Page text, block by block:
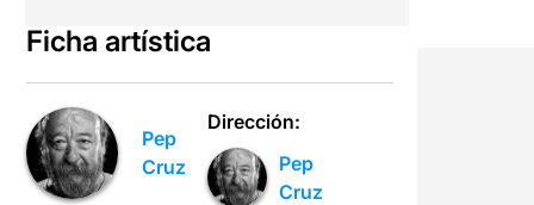
Ficha artística
Pep
Cruz
Dirección:
Pep
Cruz